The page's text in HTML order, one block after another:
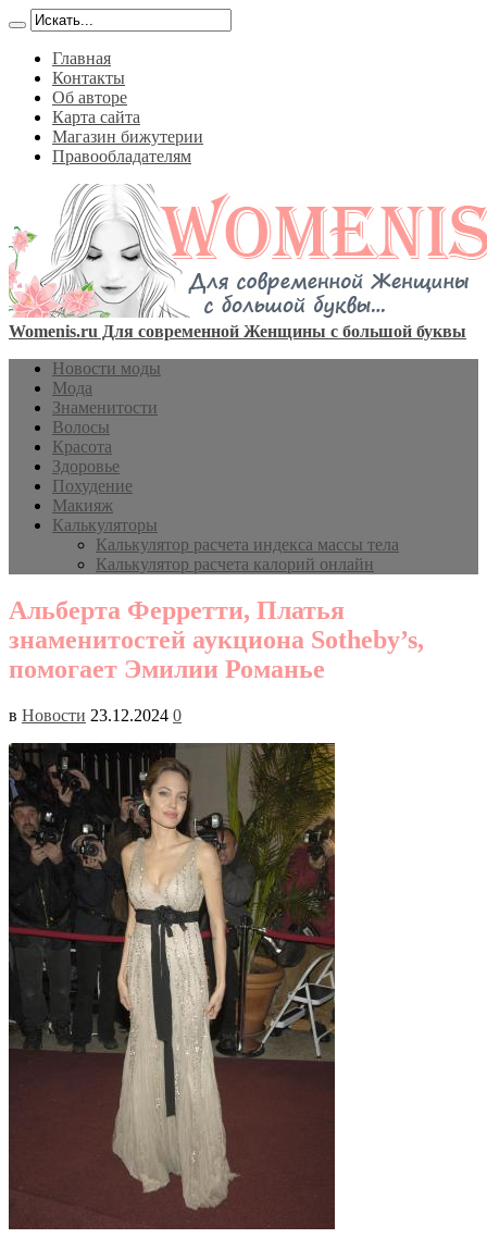
Главная
Контакты
Об авторе
Карта сайта
Магазин бижутерии
Правообладателям
Womenis.ru Для современной Женщины с большой буквы
Новости моды
Мода
Знаменитости
Волосы
Красота
Здоровье
Похудение
Макияж
Калькуляторы
Калькулятор расчета индекса массы тела
Калькулятор расчета калорий онлайн
Альберта Ферретти, Платья
знаменитостей аукциона Sotheby’s,
помогает Эмилии Романье
в Новости 23.12.2024 0